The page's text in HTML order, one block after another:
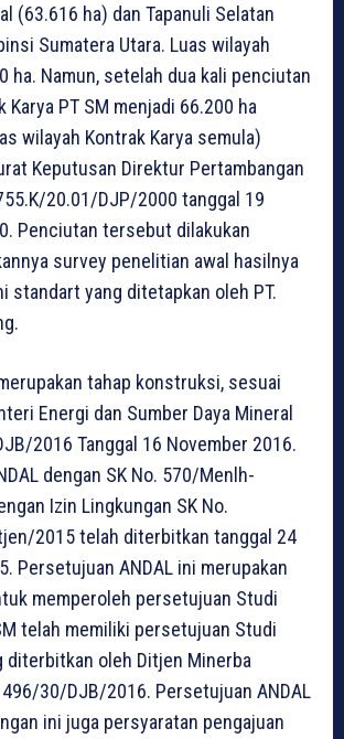
(63.616 ha) dan Tapanuli Selatan
Sumatera Utara. Luas wilayah
ha. Namun, setelah dua kali penciutan
Karya PT SM menjadi 66.200 ha
wilayah Kontrak Karya semula)
Keputusan Direktur Pertambangan
20.01/DJP/2000 tanggal 19
Penciutan tersebut dilakukan
survey penelitian awal hasilnya
standart yang ditetapkan oleh PT.
tahap konstruksi, sesuai
Energi dan Sumber Daya Mineral
2016 Tanggal 16 November 2016.
dengan SK No. 570/Menlh-
Izin Lingkungan SK No.
2015 telah diterbitkan tanggal 24
Persetujuan ANDAL ini merupakan
memperoleh persetujuan Studi
telah memiliki persetujuan Studi
diterbitkan oleh Ditjen Minerba
496/30/DJB/2016. Persetujuan ANDAL
ini juga persyaratan pengajuan